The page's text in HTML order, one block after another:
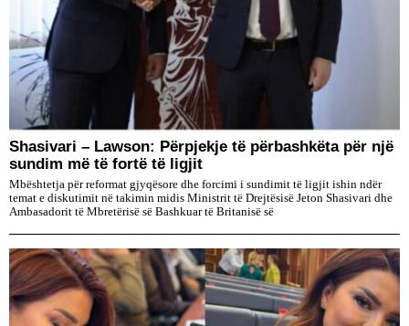
Shasivari – Lawson: Përpjekje të përbashkëta për një
sundim më të fortë të ligjit
Mbështetja për reformat gjyqësore dhe forcimi i sundimit të ligjit ishin ndër
temat e diskutimit në takimin midis Ministrit të Drejtësisë Jeton Shasivari dhe
Ambasadorit të Mbretërisë së Bashkuar të Britanisë së